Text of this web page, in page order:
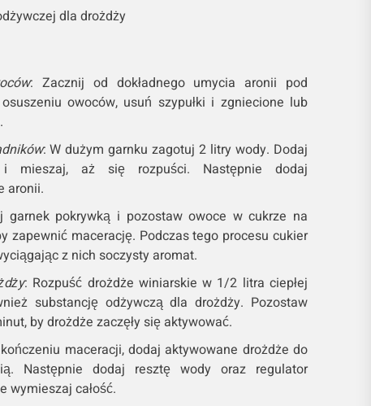
dla drożdży
: Zacznij od dokładnego umycia aronii pod
owoców, usuń szypułki i zgniecione lub
: W dużym garnku zagotuj 2 litry wody. Dodaj
i mieszaj, aż się rozpuści. Następnie dodaj
aronii.
garnek pokrywką i pozostaw owoce w cukrze na
zapewnić macerację. Podczas tego procesu cukier
z nich soczysty aromat.
: Rozpuść drożdże winiarskie w 1/2 litra ciepłej
substancję odżywczą dla drożdży. Pozostaw
by drożdże zaczęły się aktywować.
maceracji, dodaj aktywowane drożdże do
Następnie dodaj resztę wody oraz regulator
wymieszaj całość.